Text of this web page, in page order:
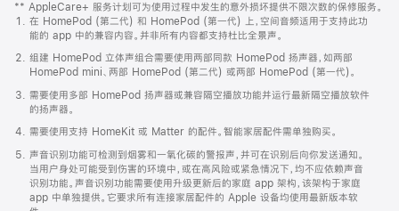
窗
口
中
打
开)
** AppleCare+ 服务计划可为使用过程中发生的意外损坏提供不限次数的保修服务。
在 HomePod (第二代) 和 HomePod (第一代) 上，空间音频适用于支持此功
能的 app 中的兼容内容。并非所有内容都支持杜比全景声。
组建 HomePod 立体声组合需要使用两部同款 HomePod 扬声器，如两部
HomePod mini、两部 HomePod (第二代) 或两部 HomePod (第一代)。
需要使用多部 HomePod 扬声器或兼容隔空播放功能并运行最新隔空播放软件
的扬声器。
需要使用支持 HomeKit 或 Matter 的配件。智能家居配件需单独购买。
声音识别功能可检测到烟雾和一氧化碳的警报声，并可在识别后向你发送通知。
当用户身处可能受到伤害的环境中，或在高风险或紧急情况下，均不应依赖声音
识别功能。声音识别功能需要使用升级更新后的家庭 app 架构，该架构于家庭
app 中单独提供。它要求所有连接家居配件的 Apple 设备均使用最新版本软